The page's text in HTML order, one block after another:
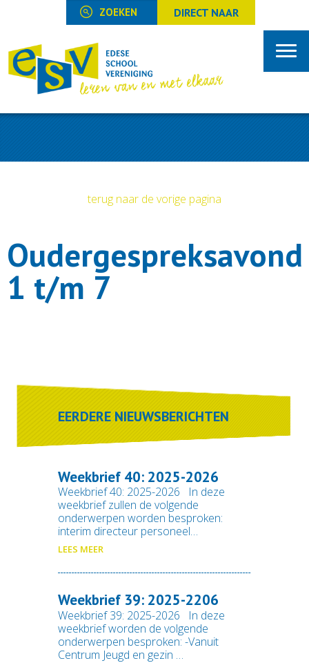
DIRECT NAAR
terug naar de vorige pagina
Oudergespreksavond
1 t/m 7
EERDERE NIEUWSBERICHTEN
Weekbrief 40: 2025-2026
Weekbrief 40: 2025-2026 In deze
weekbrief zullen de volgende
onderwerpen worden besproken:
interim directeur personeel…
LEES MEER
Weekbrief 39: 2025-2206
Weekbrief 39: 2025-2026 In deze
weekbrief worden de volgende
onderwerpen besproken: -Vanuit
Centrum Jeugd en gezin …